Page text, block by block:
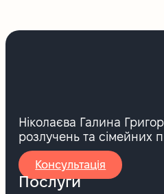
Ніколаєва Галина
розлучень та сімейних
Консультація
Послуги